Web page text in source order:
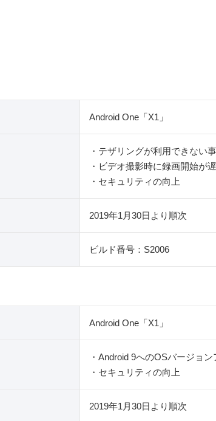
Android One「X1」
・テザリングが利用できない
・ビデオ撮影時に録画開始が
・セキュリティの向上
2019年1月30日より順次
ビルド番号：S2006
Android One「X1」
・Android 9へのOSバージョン
・セキュリティの向上
2019年1月30日より順次